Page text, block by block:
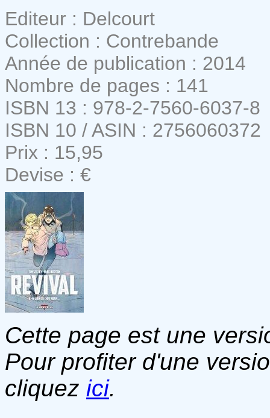
Editeur : Delcourt
Collection : Contrebande
Année de publication : 2014
Nombre de pages : 141
ISBN 13 : 978-2-7560-6037-8
ISBN 10 / ASIN : 2756060372
Prix : 15,95
Devise : €
Cette page est une
Pour profiter d'une
cliquez ici.